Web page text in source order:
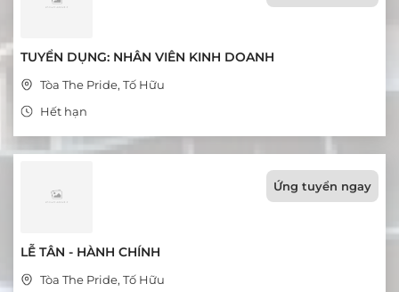
TUYỂN DỤNG: NHÂN VIÊN KINH DOANH
Tòa The Pride, Tố Hữu
Hết hạn
Ứng tuyển ngay
LỄ TÂN - HÀNH CHÍNH
Tòa The Pride, Tố Hữu